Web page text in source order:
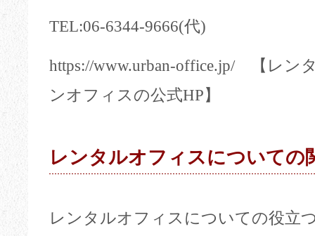
TEL:06-6344-9666(代)
https://www.urban-office.jp/ 【レン
ンオフィスの公式HP】
レンタルオフィスについての
レンタルオフィスについての役立